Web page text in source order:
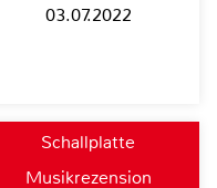
03.07.2022
Schallplatte
Musikrezension